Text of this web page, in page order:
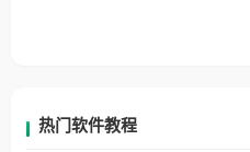
热门软件教程